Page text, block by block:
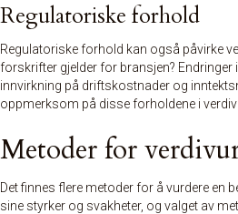
Regulatoriske forhold
Regulatoriske forhold kan også påvirke
forskrifter gjelder for bransjen? Endringer
innvirkning på driftskostnader og
oppmerksom på disse forholdene i
Metoder for
Det finnes flere metoder for å vurdere en
sine styrker og svakheter, og valget av